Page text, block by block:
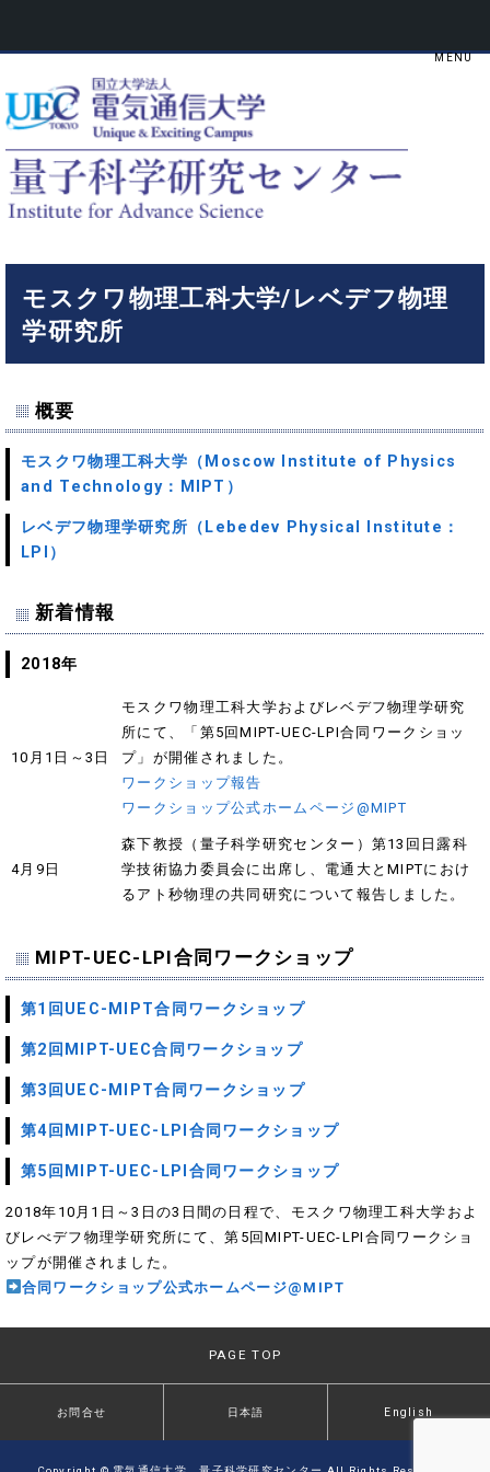
モスクワ物理工科大学/レベデフ物理
学研究所
概要
モスクワ物理工科大学（Moscow Institute of Physics
and Technology：MIPT）
レベデフ物理学研究所（Lebedev Physical Institute：
LPI）
新着情報
2018年
10月1日～3日
モスクワ物理工科大学およびレベデフ物理学研究
所にて、「第5回MIPT-UEC-LPI合同ワークショッ
プ」が開催されました。
ワークショップ報告
ワークショップ公式ホームページ@MIPT
4月9日
森下教授（量子科学研究センター）第13回日露科
学技術協力委員会に出席し、電通大とMIPTにおけ
るアト秒物理の共同研究について報告しました。
MIPT-UEC-LPI合同ワークショップ
第1回UEC-MIPT合同ワークショップ
第2回MIPT-UEC合同ワークショップ
第3回UEC-MIPT合同ワークショップ
第4回MIPT-UEC-LPI合同ワークショップ
第5回MIPT-UEC-LPI合同ワークショップ
2018年10月1日～3日の3日間の日程で、モスクワ物理工科大学およ
びレべデフ物理学研究所にて、第5回MIPT-UEC-LPI合同ワークショ
ップが開催されました。
合同ワークショップ公式ホームページ@MIPT
PAGE TOP
お問合せ 日本語 English